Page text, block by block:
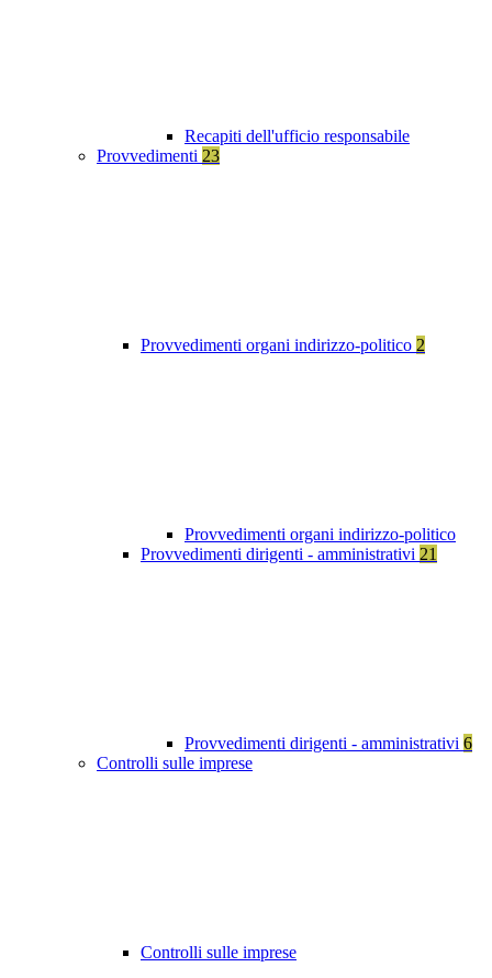
Recapiti dell'ufficio responsabile
Provvedimenti 23
Provvedimenti organi indirizzo-politico 2
Provvedimenti organi indirizzo-politico
Provvedimenti dirigenti - amministrativi 21
Provvedimenti dirigenti - amministrativi 6
Controlli sulle imprese
Controlli sulle imprese